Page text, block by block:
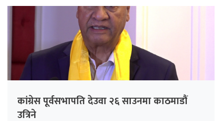
कांग्रेस पूर्वसभापति देउवा २६ साउनमा काठमाडौं
उत्रिने